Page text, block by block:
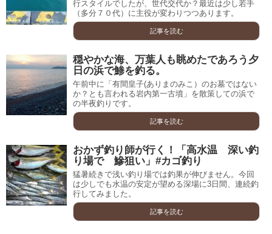
行スタイルでしたが、世代交代か？最近は少し若手
（多分７０代）に主役が変わりつつあります。
記事を読む
穏やかな海、万葉人も眺めたであろう夕
日の浜で鯵を釣る。
午前中に「有間皇子(ありまのみこ）のお墓ではない
か？とも言われる岩内第一古墳」を散策しての浜で
の半夜釣りです。
記事を読む
おかず釣り師が行く！「高水温 深い釣
り場で 鰺狙い」#カゴ釣り
猛暑続きで浅い釣り場では釣果が伸びません。今回
は少しでも水温の安定が望める深場に3日間、連続釣
行してみました。
記事を読む